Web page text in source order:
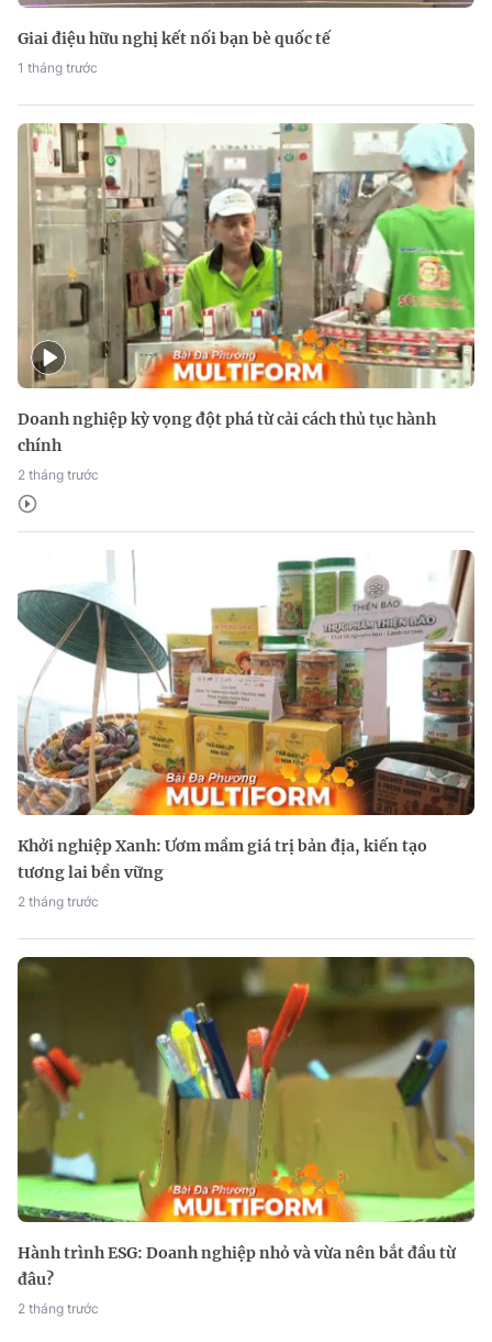
Giai điệu hữu nghị kết nối bạn bè quốc tế
1 tháng trước
Doanh nghiệp kỳ vọng đột phá từ cải cách thủ tục hành
chính
2 tháng trước
Khởi nghiệp Xanh: Ươm mầm giá trị bản địa, kiến tạo
tương lai bền vững
2 tháng trước
Hành trình ESG: Doanh nghiệp nhỏ và vừa nên bắt đầu từ
đâu?
2 tháng trước